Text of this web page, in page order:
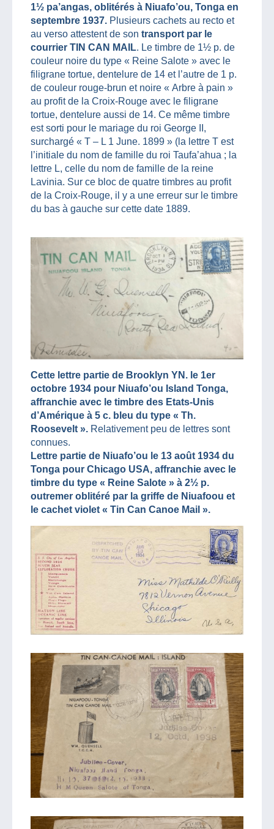
1½ pa’angas, oblitérés à Niuafo’ou, Tonga en
septembre 1937. Plusieurs cachets au recto et
au verso attestent de son transport par le
courrier TIN CAN MAIL. Le timbre de 1½ p. de
couleur noire du type « Reine Salote » avec le
filigrane tortue, dentelure de 14 et l’autre de 1 p.
de couleur rouge-brun et noire « Arbre à pain »
au profit de la Croix-Rouge avec le filigrane
tortue, dentelure aussi de 14. Ce même timbre
est sorti pour le mariage du roi George II,
surchargé « T – L 1 June. 1899 » (la lettre T est
l’initiale du nom de famille du roi Taufa’ahua ; la
lettre L, celle du nom de famille de la reine
Lavinia. Sur ce bloc de quatre timbres au profit
de la Croix-Rouge, il y a une erreur sur le timbre
du bas à gauche sur cette date 1889.
Cette lettre partie de Brooklyn YN. le 1er
octobre 1934 pour Niuafo’ou Island Tonga,
affranchie avec le timbre des Etats-Unis
d’Amérique à 5 c. bleu du type « Th.
Roosevelt ». Relativement peu de lettres sont
connues.
Lettre partie de Niuafo’ou le 13 août 1934 du
Tonga pour Chicago USA, affranchie avec le
timbre du type « Reine Salote » à 2½ p.
outremer oblitéré par la griffe de Niuafoou et
le cachet violet « Tin Can Canoe Mail ».